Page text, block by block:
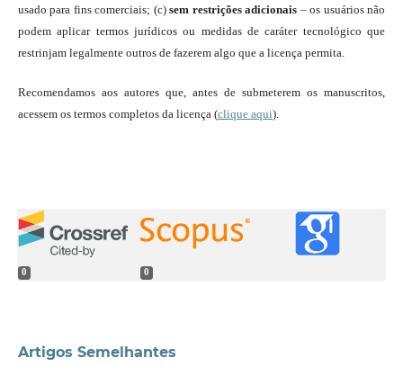
usado para fins comerciais; (c)sem restrições adicionais – os usuários não
podem aplicar termos jurídicos ou medidas de caráter tecnológico que
restrinjam legalmente outros de fazerem algo que a licença permita.
Recomendamos aos autores que, antes de submeterem os manuscritos,
acessem os termos completos da licença (clique aqui).
0 0
Artigos Semelhantes